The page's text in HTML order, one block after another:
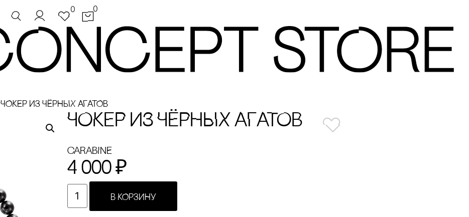
0 0
ЧОКЕР ИЗ ЧЁРНЫХ АГАТОВ
ЧОКЕР ИЗ ЧЁРНЫХ АГАТОВ
cARABINE
4 000 ₽
В КОРЗИНУ